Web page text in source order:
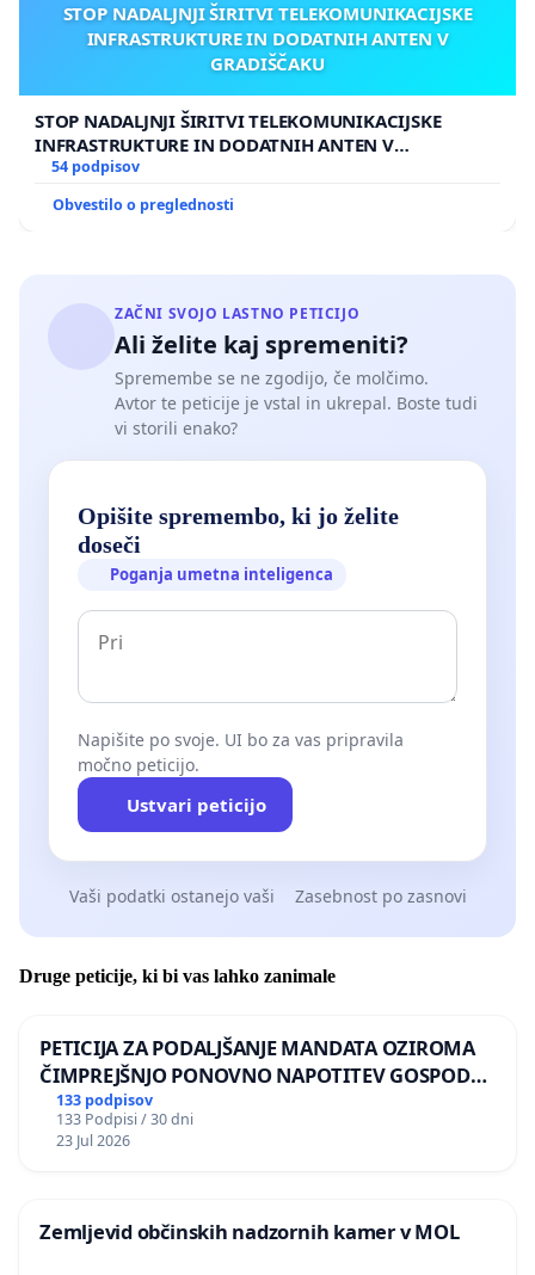
STOP NADALJNJI ŠIRITVI TELEKOMUNIKACIJSKE
INFRASTRUKTURE IN DODATNIH ANTEN V
GRADIŠČAKU
STOP NADALJNJI ŠIRITVI TELEKOMUNIKACIJSKE
INFRASTRUKTURE IN DODATNIH ANTEN V
GRADIŠČAKU
54 podpisov
Obvestilo o preglednosti
ZAČNI SVOJO LASTNO PETICIJO
Ali želite kaj spremeniti?
Spremembe se ne zgodijo, če molčimo.
Avtor te peticije je vstal in ukrepal. Boste tudi
vi storili enako?
Opišite spremembo, ki jo želite
doseči
Poganja umetna inteligenca
Napišite po svoje. UI bo za vas pripravila
močno peticijo.
Ustvari peticijo
Vaši podatki ostanejo vaši Zasebnost po zasnovi
Druge peticije, ki bi vas lahko zanimale
PETICIJA ZA PODALJŠANJE MANDATA OZIROMA
ČIMPREJŠNJO PONOVNO NAPOTITEV GOSPODA
BERNARDA ŠRAJNERJA NA VELEPOSLANIŠTVO
REPUBLIKE SLOVENIJE V MOSKVI
133 podpisov
133 Podpisi / 30 dni
23 Jul 2026
Zemljevid občinskih nadzornih kamer v MOL